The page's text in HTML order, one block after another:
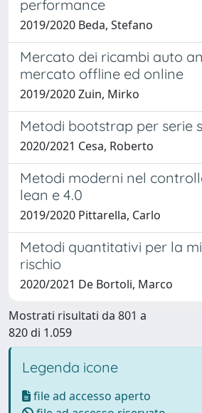
performance
2019/2020 Beda, Stefano
Mercato dei ricambi auto
mercato offline ed online
2019/2020 Zuin, Mirko
Metodi bootstrap per serie
2020/2021 Cesa, Roberto
Metodi moderni nel
lean e 4.0
2019/2020 Pittarella, Carlo
Metodi quantitativi per la
rischio
2020/2021 De Bortoli, Marco
Mostrati risultati da 801 a
820 di 1.059
Legenda icone
file ad accesso aperto